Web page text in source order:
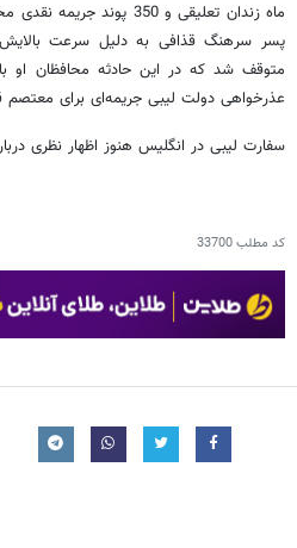
ماه زندان تعلیقی و 350
پسر سرهنگ قذافی به دلیل سرعت بالایش
متوقف شد که در این حادثه محافظان او
عذرخواهی دولت لیبی جریمه‌ای برای معتصم
سفارت لیبی در انگلیس هنوز اظهار نظری
کد مطلب33700